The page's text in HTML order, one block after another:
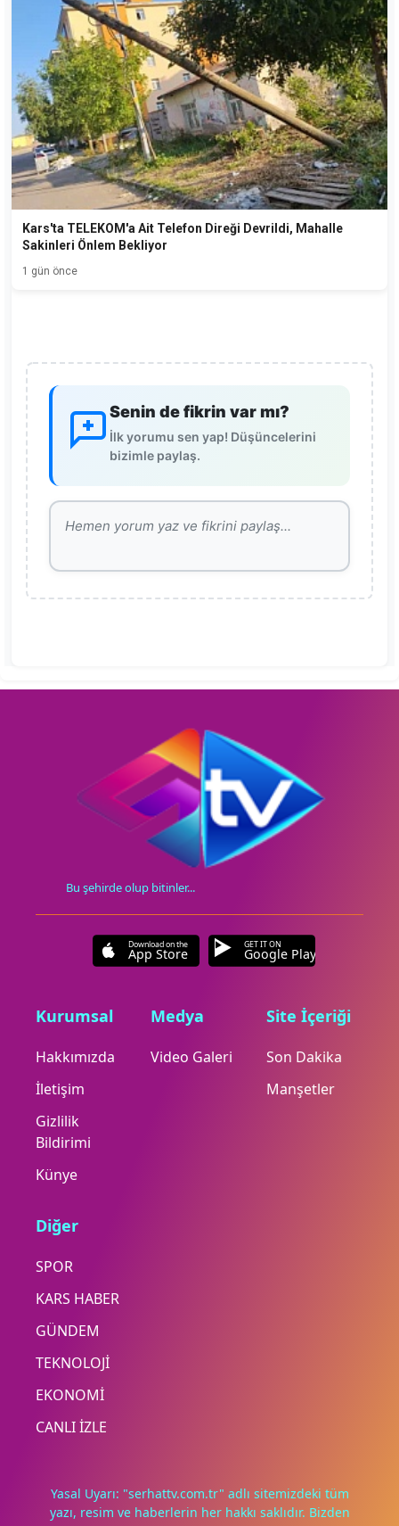
Kars'ta TELEKOM'a Ait Telefon Direği Devrildi, Mahalle
Sakinleri Önlem Bekliyor
1 gün önce
Senin de fikrin var mı?
İlk yorumu sen yap! Düşüncelerini
bizimle paylaş.
Bu şehirde olup bitinler...
Download on the
App Store
GET IT ON
Google Play
Kurumsal
Hakkımızda
İletişim
Gizlilik
Bildirimi
Künye
Medya
Video Galeri
Site İçeriği
Son Dakika
Manşetler
Diğer
SPOR
KARS HABER
GÜNDEM
TEKNOLOJİ
EKONOMİ
CANLI İZLE
Yasal Uyarı: "serhattv.com.tr" adlı sitemizdeki tüm
yazı, resim ve haberlerin her hakkı saklıdır. Bizden